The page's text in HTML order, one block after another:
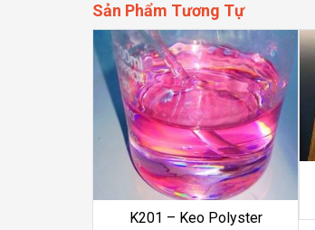
Sản Phẩm Tương Tự
K201 – Keo Polyster